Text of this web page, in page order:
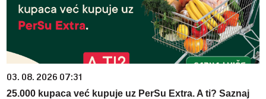
03. 08. 2026 07:31
25.000 kupaca već kupuje uz PerSu Extra. A ti? Saznaj